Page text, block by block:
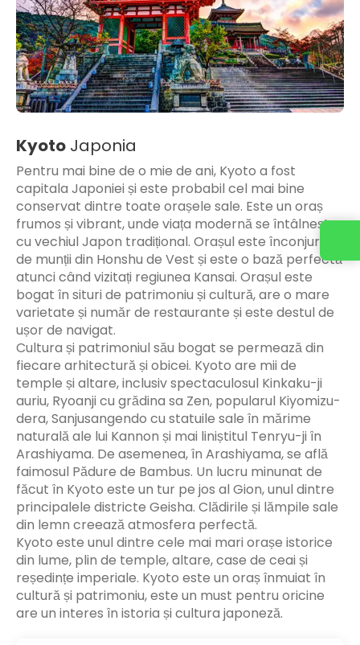
Kyoto Japonia
Pentru mai bine de o mie de ani, Kyoto a fost
capitala Japoniei și este probabil cel mai bine
conservat dintre toate orașele sale. Este un oraș
frumos și vibrant, unde viața modernă se întâlnește
cu vechiul Japon tradițional. Orașul este înconjurat
de munții din Honshu de Vest și este o bază perfectă
atunci când vizitați regiunea Kansai. Orașul este
bogat în situri de patrimoniu și cultură, are o mare
varietate și număr de restaurante și este destul de
ușor de navigat.
Cultura și patrimoniul său bogat se permează din
fiecare arhitectură și obicei. Kyoto are mii de
temple și altare, inclusiv spectaculosul Kinkaku-ji
auriu, Ryoanji cu grădina sa Zen, popularul Kiyomizu-
dera, Sanjusangendo cu statuile sale în mărime
naturală ale lui Kannon și mai liniștitul Tenryu-ji în
Arashiyama. De asemenea, în Arashiyama, se află
faimosul Pădure de Bambus. Un lucru minunat de
făcut în Kyoto este un tur pe jos al Gion, unul dintre
principalele districte Geisha. Clădirile și lămpile sale
din lemn creează atmosfera perfectă.
Kyoto este unul dintre cele mai mari orașe istorice
din lume, plin de temple, altare, case de ceai și
reședințe imperiale. Kyoto este un oraș înmuiat în
cultură și patrimoniu, este un must pentru oricine
are un interes în istoria și cultura japoneză.